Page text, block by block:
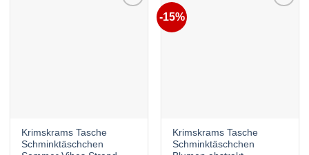
Krimskrams Tasche
Schminktäschchen
-15%
Krimskrams Tasche
Schminktäschchen